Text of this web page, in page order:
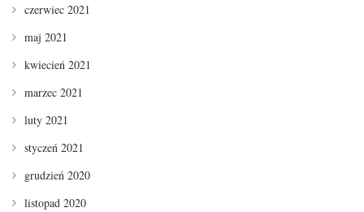
czerwiec 2021
maj 2021
kwiecień 2021
marzec 2021
luty 2021
styczeń 2021
grudzień 2020
listopad 2020